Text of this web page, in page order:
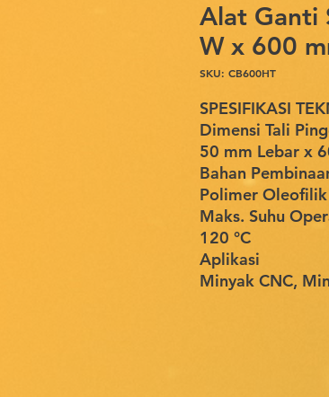
Alat Ganti
W x 600
SKU: CB600HT
SPESIFIKASI
Dimensi Tali
50 mm Lebar x
Bahan
Polimer Oleofilik
Maks. Suhu
120 °C
Aplikasi
Minyak CNC,